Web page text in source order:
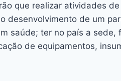
que realizar atividades
desenvolvimento de um
saúde; ter no país a sede,
de equipamentos,